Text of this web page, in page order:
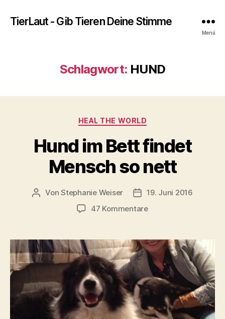
TierLaut - Gib Tieren Deine Stimme
Menü
Schlagwort: HUND
Kategorien
HEAL THE WORLD
Hund im Bett findet
Mensch so nett
Beitragsautor
VonStephanie Weiser Beitragsdatum
19. Juni 2016
47 Kommentarezu
Bett
findet
Mensch
so
nett